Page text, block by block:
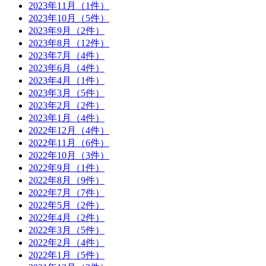
2023年11月（1件）
2023年10月（5件）
2023年9月（2件）
2023年8月（12件）
2023年7月（4件）
2023年6月（4件）
2023年4月（1件）
2023年3月（5件）
2023年2月（2件）
2023年1月（4件）
2022年12月（4件）
2022年11月（6件）
2022年10月（3件）
2022年9月（1件）
2022年8月（9件）
2022年7月（7件）
2022年5月（2件）
2022年4月（2件）
2022年3月（5件）
2022年2月（4件）
2022年1月（5件）